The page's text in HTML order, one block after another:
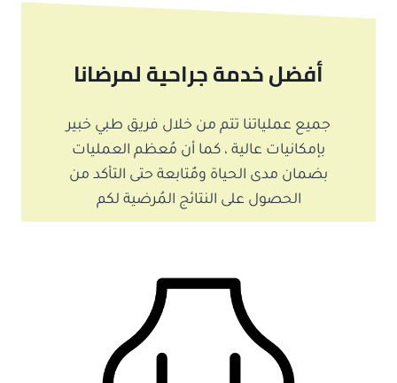
أفضل خدمة جراحية لمرضانا
جميع عملياتنا تتم من خلال فريق طبي خبير
بإمكانيات عالية ، كما أن مُعظم العمليات
بضمان مدى الحياة ومٌتابعة حتى التأكد من
الحصول على النتائج المُرضية لكم